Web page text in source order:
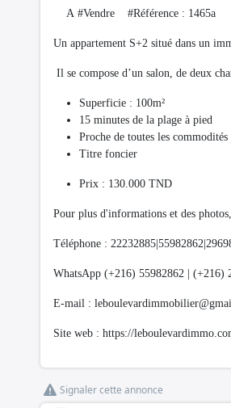
A #Vendre #Référence : 1465a
Un appartement S+2 situé dans un
Il se compose d’un salon, de deux
Superficie : 100m²
15 minutes de la plage à pied
Proche de toutes les
Titre foncier
Prix : 130.000 TND
Pour plus d'informations et des
Téléphone :
WhatsApp (+216) 55982862 | (+216)
E-mail :
Site web : https://
Signaler cette annonce